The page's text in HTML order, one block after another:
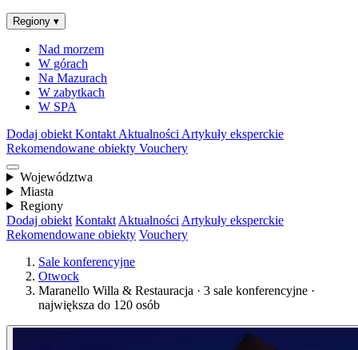
Regiony ▾
Nad morzem
W górach
Na Mazurach
W zabytkach
W SPA
Dodaj obiekt Kontakt Aktualności Artykuły eksperckie
Rekomendowane obiekty Vouchery
Województwa
Miasta
Regiony
Dodaj obiekt Kontakt Aktualności Artykuły eksperckie
Rekomendowane obiekty Vouchery
Sale konferencyjne
Otwock
Maranello Willa & Restauracja · 3 sale konferencyjne ·
największa do 120 osób